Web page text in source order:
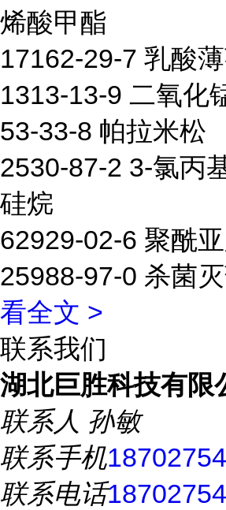
烯酸甲酯
17162-29-7 乳酸
1313-13-9 二氧化
53-33-8 帕拉米松
2530-87-2 3-氯丙
硅烷
62929-02-6 聚酰
25988-97-0 杀菌
看全文 >
联系我们
湖北巨胜科技有限
联系人 孙敏
联系手机
联系电话